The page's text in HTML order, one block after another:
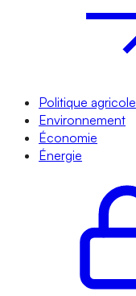
Politique agricole
Environnement
Économie
Énergie